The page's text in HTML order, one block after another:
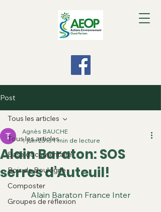
Post
Tous les articles
Base documentaire
Bois de Boulogne
Composter
Groupes de réflexion
Tous les articles
Alain Baraton: SOS
serres d’Auteuil!
Agnès BAUCHE
1 juin 2015 1 min de lecture
Alain Baraton France Inter